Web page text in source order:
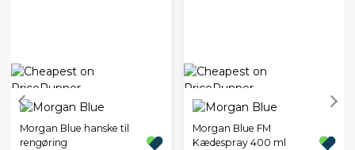
Morgan Blue hanske til
rengøring
Morgan Blue FM
Kædespray 400 ml